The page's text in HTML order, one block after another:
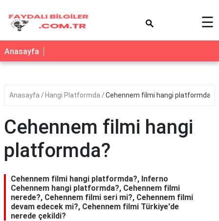
☰
Anasayfa
Anasayfa Hangi Platformda Cehennem filmi hangi platformda?
Cehennem filmi hangi
platformda?
Cehennem filmi hangi platformda?, Inferno
Cehennem hangi platformda?, Cehennem filmi
nerede?, Cehennem filmi seri mi?, Cehennem filmi
devam edecek mi?, Cehennem filmi Türkiye'de
nerede çekildi?